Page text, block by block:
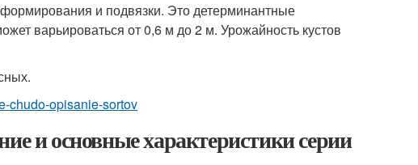
и подвязки. Это детерминантные
варьироваться от 0,6 м до 2 м. Урожайность кустов
chudo-opisanie-sortov
и основные характеристики серии